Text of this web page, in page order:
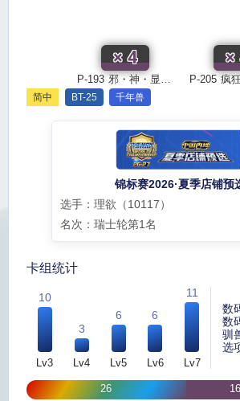
P-193 邪・神・显・现！！
×4
P-205 疯狂
×
简中 BT-25 千年兽
锦标赛2026·夏季店铺预
选手：理欲（10117）
名次：瑞士轮第1名
卡组统计
10
Lv3
3
Lv4
6
Lv5
6
Lv6
11
Lv7
数
数
驯
选
26 16